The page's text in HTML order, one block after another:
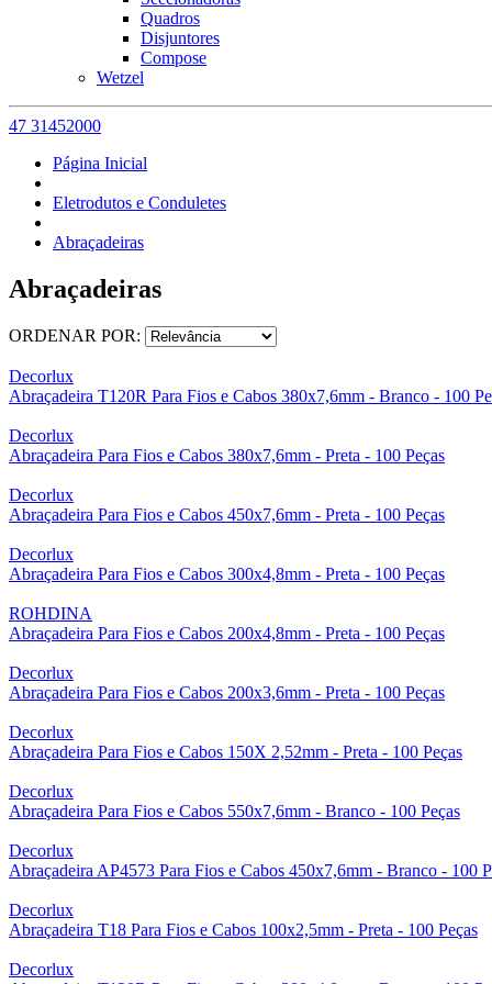
Quadros
Disjuntores
Compose
Wetzel
47 31452000
Página Inicial
Eletrodutos e Conduletes
Abraçadeiras
Abraçadeiras
ORDENAR POR:
Decorlux
Abraçadeira T120R Para Fios e Cabos 380x7,6mm - Branco - 100
Decorlux
Abraçadeira Para Fios e Cabos 380x7,6mm - Preta - 100 Peças
Decorlux
Abraçadeira Para Fios e Cabos 450x7,6mm - Preta - 100 Peças
Decorlux
Abraçadeira Para Fios e Cabos 300x4,8mm - Preta - 100 Peças
ROHDINA
Abraçadeira Para Fios e Cabos 200x4,8mm - Preta - 100 Peças
Decorlux
Abraçadeira Para Fios e Cabos 200x3,6mm - Preta - 100 Peças
Decorlux
Abraçadeira Para Fios e Cabos 150X 2,52mm - Preta - 100 Peças
Decorlux
Abraçadeira Para Fios e Cabos 550x7,6mm - Branco - 100 Peças
Decorlux
Abraçadeira AP4573 Para Fios e Cabos 450x7,6mm - Branco - 100
Decorlux
Abraçadeira T18 Para Fios e Cabos 100x2,5mm - Preta - 100 Peças
Decorlux